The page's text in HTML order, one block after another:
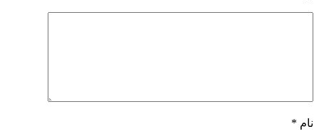
نام *